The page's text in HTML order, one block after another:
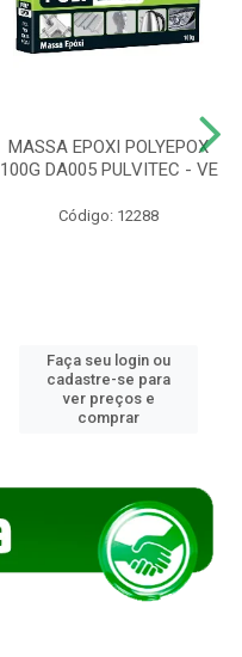
MASSA EPOXI POLYEPOX
100G DA005 PULVITEC - VE
Código: 12288
Faça seu login ou
cadastre-se para
ver preços e
comprar